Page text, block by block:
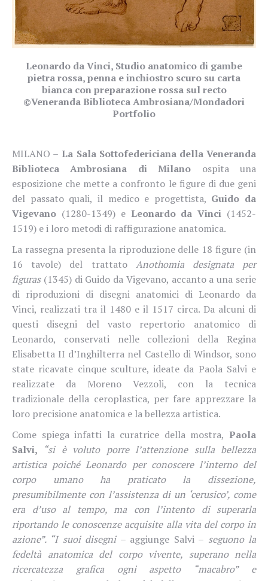
Leonardo da Vinci, Studio anatomico di gambe
pietra rossa, penna e inchiostro scuro su carta
bianca con preparazione rossa sul recto
©Veneranda Biblioteca Ambrosiana/Mondadori
Portfolio
MILANO – La Sala Sottofedericiana della Veneranda
Biblioteca Ambrosiana di Milano ospita una
esposizione che mette a confronto le figure di due geni
del passato quali, il medico e progettista, Guido da
Vigevano (1280-1349) e Leonardo da Vinci (1452-
1519) e i loro metodi di raffigurazione anatomica.
La rassegna presenta la riproduzione delle 18 figure (in
16 tavole) del trattato Anothomia designata per
figuras(1345) di Guido da Vigevano, accanto a una serie
di riproduzioni di disegni anatomici di Leonardo da
Vinci, realizzati tra il 1480 e il 1517 circa. Da alcuni di
questi disegni del vasto repertorio anatomico di
Leonardo, conservati nelle collezioni della Regina
Elisabetta II d’Inghilterra nel Castello di Windsor, sono
state ricavate cinque sculture, ideate da Paola Salvi e
realizzate da Moreno Vezzoli, con la tecnica
tradizionale della ceroplastica, per fare apprezzare la
loro precisione anatomica e la bellezza artistica.
Come spiega infatti la curatrice della mostra, Paola
Salvi,
“si è voluto porre l’attenzione sulla bellezza
artistica poiché Leonardo per conoscere l’interno del
corpo umano ha praticato la dissezione,
presumibilmente con l’assistenza di un ‘cerusico’, come
era d’uso al tempo, ma con l’intento di superarla
riportando le conoscenze acquisite alla vita del corpo in
azione”. “I suoi disegni– aggiunge Salvi – seguono la
fedeltà anatomica del corpo vivente, superano nella
ricercatezza grafica ogni aspetto “macabro” e